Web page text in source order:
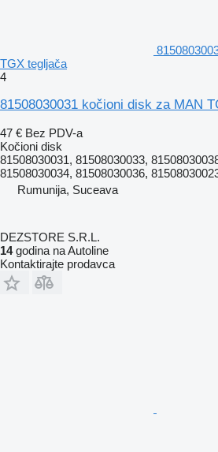
TGX tegljača
4
81508030031 kočioni disk za MAN
47 € Bez PDV-a
Kočioni disk
81508030031, 81508030033,
81508030034, 81508030036,
Rumunija, Suceava
DEZSTORE S.R.L.
14godina na Autoline
Kontaktirajte prodavca